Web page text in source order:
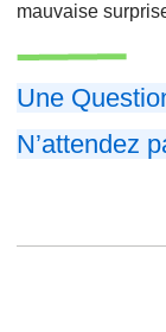
mauvaise
Une
N’attendez